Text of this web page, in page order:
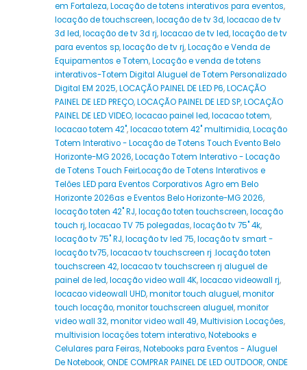
em Fortaleza,Locação de totens interativos para eventos,
locação de touchscreen,locação de tv 3d,locacao de tv
3d led,locação de tv 3d rj,locacao de tv led,locação de tv
para eventos sp,locação de tv rj,Locação e Venda de
Equipamentos e Totem,Locação e venda de totens
interativos-Totem Digital Aluguel de Totem Personalizado
Digital EM 2025,LOCAÇÃO PAINEL DE LED P6,LOCAÇÃO
PAINEL DE LED PREÇO,LOCAÇÃO PAINEL DE LED SP,LOCAÇÃO
PAINEL DE LED VIDEO,locacao painel led,locacao totem,
locacao totem 42",locacao totem 42" multimidia,Locação
Totem Interativo - Locação de Totens Touch Evento Belo
Horizonte-MG 2026,Locação Totem Interativo - Locação
de Totens Touch FeirLocação de Totens Interativos e
Telões LED para Eventos Corporativos Agro em Belo
Horizonte 2026as e Eventos Belo Horizonte-MG 2026,
locação toten 42" RJ,locação toten touchscreen,locação
touch rj,locacao TV 75 polegadas,locação tv 75" 4k,
locação tv 75" RJ,locação tv led 75,locação tv smart -
locação tv75,locacao tv touchscreen rj .locação toten
touchscreen 42,locacao tv touchscreen rj aluguel de
painel de led,locação video wall 4K,locacao videowall rj,
locacao videowall UHD,monitor touch aluguel,monitor
touch locação,monitor touchscreen aluguel,monitor
video wall 32,monitor video wall 49,Multivision Locações,
multivision locações totem interativo,Notebooks e
Celulares para Feiras,Notebooks para Eventos - Aluguel
De Notebook,ONDE COMPRAR PAINEL DE LED OUTDOOR,ONDE